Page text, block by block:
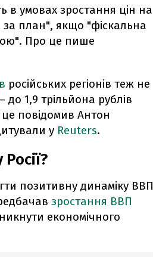
в умовах зростання цін на
план", якщо "фіскальна
Про це пише
російських регіонів теж не
до 1,9 трільйона рублів
це повідомив Антон
у Reuters.
позитивну динаміку ВВП
зростання ВВП
економічного